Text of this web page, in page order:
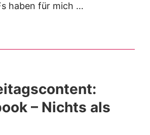
haben für mich …
– Nichts als